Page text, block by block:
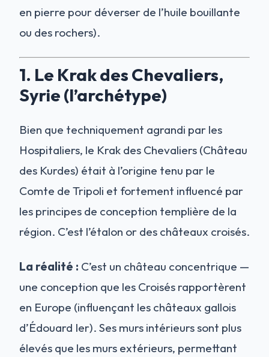
en pierre pour déverser de l’huile bouillante
ou des rochers).
1. Le Krak des Chevaliers,
Syrie (l’archétype)
Bien que techniquement agrandi par les
Hospitaliers, le Krak des Chevaliers (Château
des Kurdes) était à l’origine tenu par le
Comte de Tripoli et fortement influencé par
les principes de conception templière de la
région. C’est l’étalon or des châteaux croisés.
La réalité : C’est un château concentrique —
une conception que les Croisés rapportèrent
en Europe (influençant les châteaux gallois
d’Édouard Ier). Ses murs intérieurs sont plus
élevés que les murs extérieurs, permettant